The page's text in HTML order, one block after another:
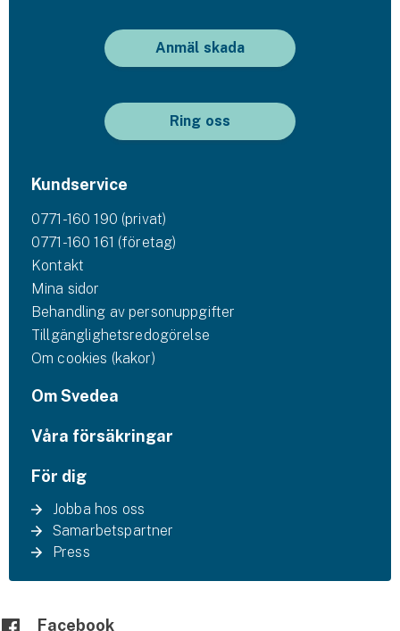
Anmäl skada
Ring oss
Kundservice
0771-160 190 (privat)
0771-160 161 (företag)
Kontakt
Mina sidor
Behandling av personuppgifter
Tillgänglighetsredogörelse
Om cookies (kakor)
Om Svedea
Våra försäkringar
För dig
Jobba hos oss
Samarbetspartner
Press
Facebook